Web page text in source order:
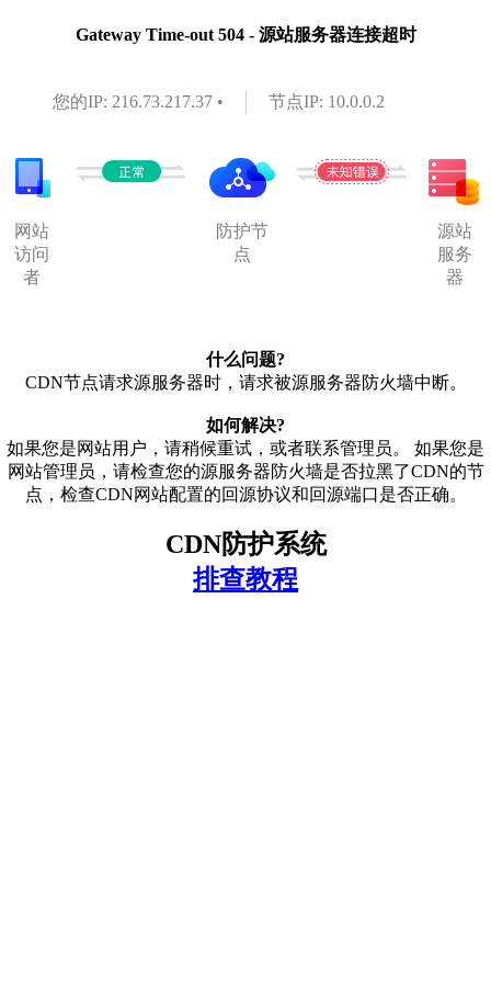
Gateway Time-out 504 - 源站服务器连接超时
您的IP: 216.73.217.37 • 节点IP: 10.0.0.2
网站
访问
者
防护节
点
源站
服务
器
什么问题?
CDN节点请求源服务器时，请求被源服务器防火墙中断。
如何解决?
如果您是网站用户，请稍候重试，或者联系管理员。 如果您是
网站管理员，请检查您的源服务器防火墙是否拉黑了CDN的节
点，检查CDN网站配置的回源协议和回源端口是否正确。
CDN防护系统
排查教程